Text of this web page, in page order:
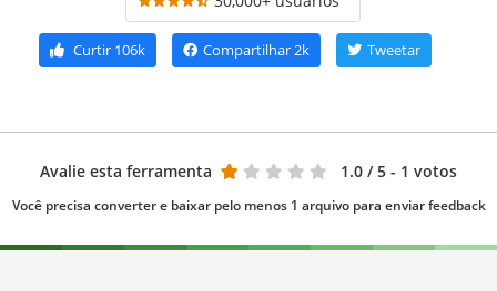
Curtir 106k Compartilhar2k Tweetar
Avalie esta ferramenta 1.0 / 5 - 1 votos
Você precisa converter e baixar pelo menos 1 arquivo para enviar feedback